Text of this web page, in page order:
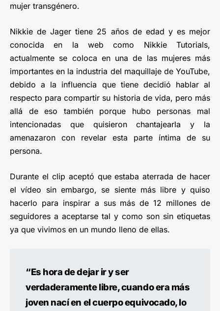
mujer transgénero.
Nikkie de Jager tiene 25 años de edad y es mejor
conocida en la web como Nikkie Tutorials,
actualmente se coloca en una de las mujeres más
importantes en la industria del maquillaje de YouTube,
debido a la influencia que tiene decidió hablar al
respecto para compartir su historia de vida, pero más
allá de eso también porque hubo personas mal
intencionadas que quisieron chantajearla y la
amenazaron con revelar esta parte íntima de su
persona.
Durante el clip aceptó que estaba aterrada de hacer
el vídeo sin embargo, se siente más libre y quiso
hacerlo para inspirar a sus más de 12 millones de
seguidores a aceptarse tal y como son sin etiquetas
ya que vivimos en un mundo lleno de ellas.
“Es hora de dejar ir y ser
verdaderamente libre, cuando era más
joven nací en el cuerpo equivocado, lo